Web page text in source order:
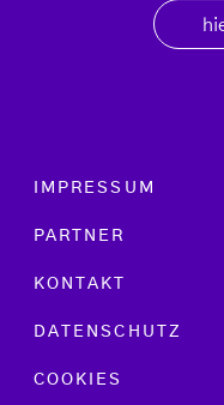
Footer menu
IMPRESSUM
PARTNER
KONTAKT
DATENSCHUTZ
COOKIES